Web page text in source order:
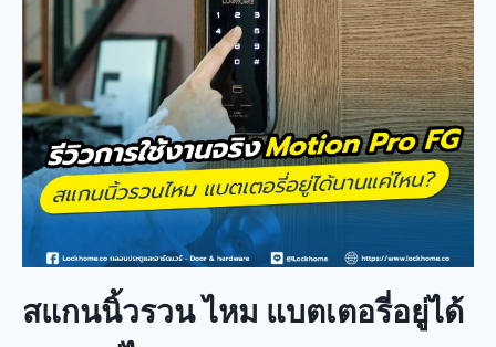
สแกนนิ้วรวน ไหม แบตเตอรี่อยู่ได้